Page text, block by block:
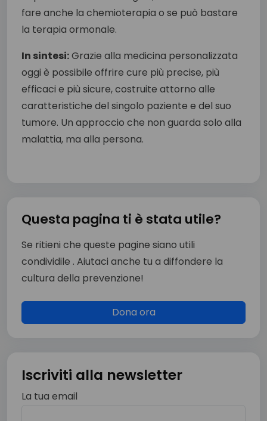
fare anche la chemioterapia o se può bastare
la terapia ormonale.
In sintesi:Grazie alla medicina personalizzata
oggi è possibile offrire cure più precise, più
efficaci e più sicure, costruite attorno alle
caratteristiche del singolo paziente e del suo
tumore. Un approccio che non guarda solo alla
malattia, ma alla persona.
Questa pagina ti è stata utile?
Se ritieni che queste pagine siano utili
condividile . Aiutaci anche tu a diffondere la
cultura della prevenzione!
Dona ora
Iscriviti alla newsletter
La tua email